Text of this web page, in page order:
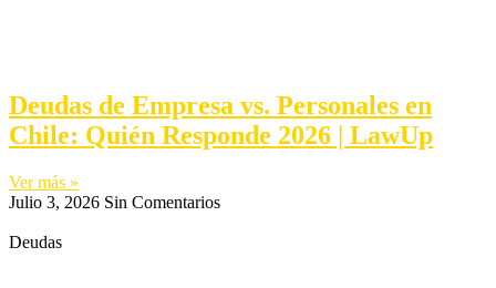
Deudas de Empresa vs. Personales en
Chile: Quién Responde 2026 | LawUp
Ver más »
Julio 3, 2026 Sin Comentarios
Deudas